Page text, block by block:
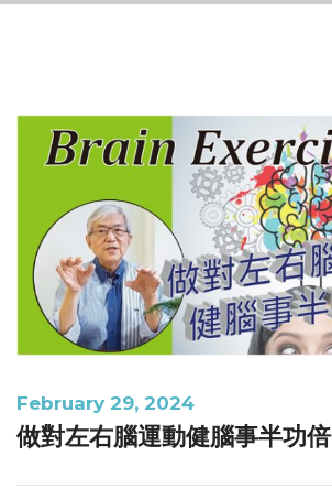
February 29, 2024
做對左右腦運動健腦事半功倍